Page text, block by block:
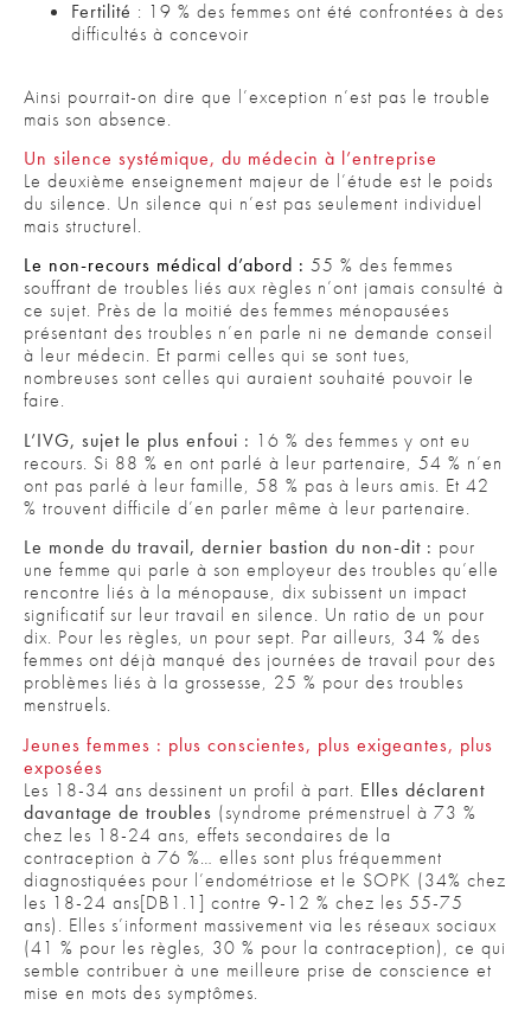
Fertilité : 19 % des femmes ont été confrontées à des
difficultés à concevoir
Ainsi pourrait-on dire que l’exception n’est pas le trouble
mais son absence.
Un silence systémique, du médecin à l’entreprise
Le deuxième enseignement majeur de l’étude est le poids
du silence. Un silence qui n’est pas seulement individuel
mais structurel.
Le non-recours médical d’abord : 55 % des femmes
souffrant de troubles liés aux règles n’ont jamais consulté à
ce sujet. Près de la moitié des femmes ménopausées
présentant des troubles n’en parle ni ne demande conseil
à leur médecin. Et parmi celles qui se sont tues,
nombreuses sont celles qui auraient souhaité pouvoir le
faire.
L’IVG, sujet le plus enfoui : 16 % des femmes y ont eu
recours. Si 88 % en ont parlé à leur partenaire, 54 % n’en
ont pas parlé à leur famille, 58 % pas à leurs amis. Et 42
% trouvent difficile d’en parler même à leur partenaire.
Le monde du travail, dernier bastion du non-dit : pour
une femme qui parle à son employeur des troubles qu’elle
rencontre liés à la ménopause, dix subissent un impact
significatif sur leur travail en silence. Un ratio de un pour
dix. Pour les règles, un pour sept. Par ailleurs, 34 % des
femmes ont déjà manqué des journées de travail pour des
problèmes liés à la grossesse, 25 % pour des troubles
menstruels.
Jeunes femmes : plus conscientes, plus exigeantes, plus
exposées
Les 18-34 ans dessinent un profil à part. Elles déclarent
davantage de troubles (syndrome prémenstruel à 73 %
chez les 18-24 ans, effets secondaires de la
contraception à 76 %… elles sont plus fréquemment
diagnostiquées pour l’endométriose et le SOPK (34% chez
les 18-24 ans[DB1.1] contre 9-12 % chez les 55-75
ans). Elles s’informent massivement via les réseaux sociaux
(41 % pour les règles, 30 % pour la contraception), ce qui
semble contribuer à une meilleure prise de conscience et
mise en mots des symptômes.